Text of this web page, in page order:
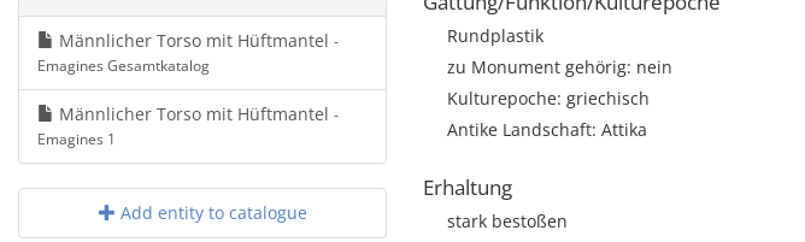
Männlicher Torso mit Hüftmantel -
Emagines Gesamtkatalog
Männlicher Torso mit Hüftmantel -
Emagines 1
Add entity to catalogue
Rundplastik
zu Monument gehörig: nein
Kulturepoche: griechisch
Antike Landschaft: Attika
Erhaltung
stark bestoßen